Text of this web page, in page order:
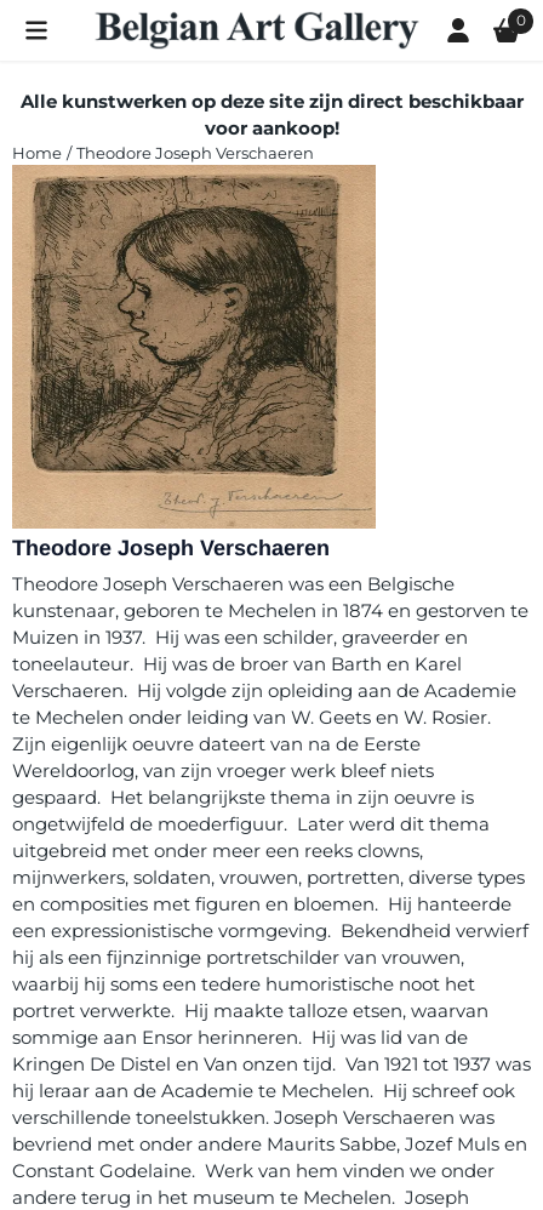
Cookievoorkeuren zijn momenteel gesloten. 0
Alle kunstwerken op deze site zijn direct beschikbaar
voor aankoop!
Home / Theodore Joseph Verschaeren
Theodore Joseph Verschaeren
Theodore Joseph Verschaeren was een Belgische
kunstenaar, geboren te Mechelen in 1874 en gestorven te
Muizen in 1937. Hij was een schilder, graveerder en
toneelauteur. Hij was de broer van Barth en Karel
Verschaeren. Hij volgde zijn opleiding aan de Academie
te Mechelen onder leiding van W. Geets en W. Rosier.
Zijn eigenlijk oeuvre dateert van na de Eerste
Wereldoorlog, van zijn vroeger werk bleef niets
gespaard. Het belangrijkste thema in zijn oeuvre is
ongetwijfeld de moederfiguur. Later werd dit thema
uitgebreid met onder meer een reeks clowns,
mijnwerkers, soldaten, vrouwen, portretten, diverse types
en composities met figuren en bloemen. Hij hanteerde
een expressionistische vormgeving. Bekendheid verwierf
hij als een fijnzinnige portretschilder van vrouwen,
waarbij hij soms een tedere humoristische noot het
portret verwerkte. Hij maakte talloze etsen, waarvan
sommige aan Ensor herinneren. Hij was lid van de
Kringen De Distel en Van onzen tijd. Van 1921 tot 1937 was
hij leraar aan de Academie te Mechelen. Hij schreef ook
verschillende toneelstukken. Joseph Verschaeren was
bevriend met onder andere Maurits Sabbe, Jozef Muls en
Constant Godelaine. Werk van hem vinden we onder
andere terug in het museum te Mechelen. Joseph